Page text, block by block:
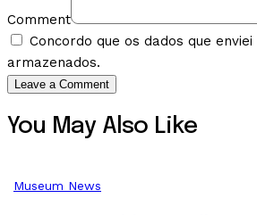
Comment
Concordo que os dados que
armazenados.
You May Also Like
Museum News